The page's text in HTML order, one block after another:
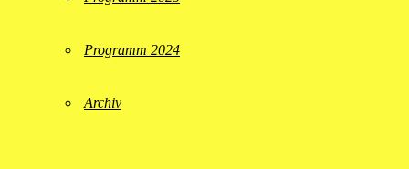
Programm 2024
Archiv